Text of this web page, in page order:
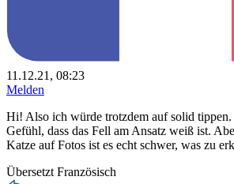
11.12.21, 08:23
Melden
Hi! Also ich würde trotzdem auf solid tippen.
Gefühl, dass das Fell am Ansatz weiß ist.
Katze auf Fotos ist es echt schwer, was zu
Übersetzt Französisch